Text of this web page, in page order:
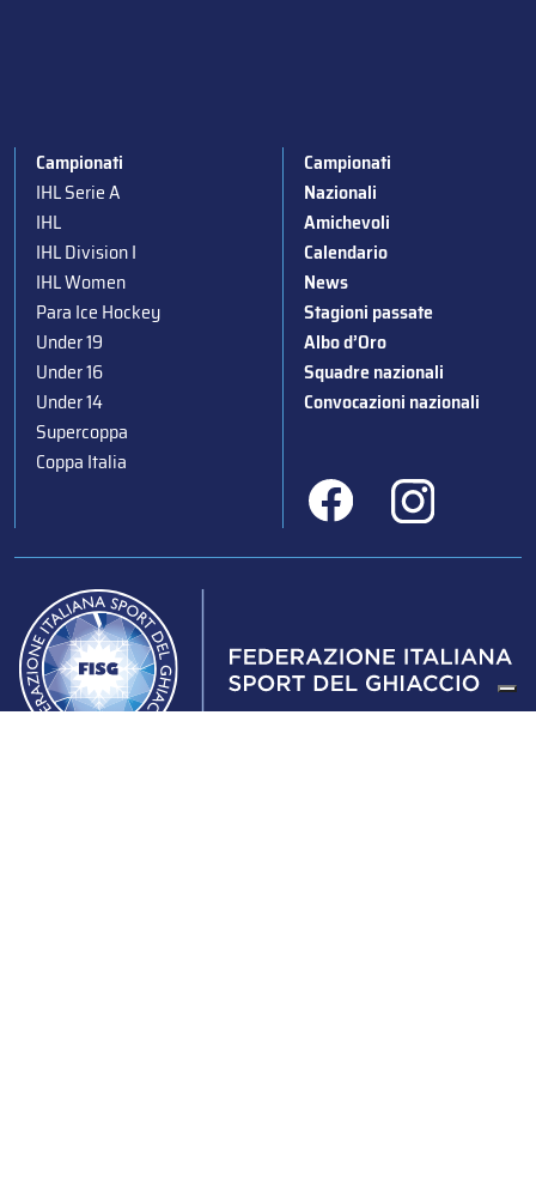
Campionati
IHL Serie A
IHL
IHL Division I
IHL Women
Para Ice Hockey
Under 19
Under 16
Under 14
Supercoppa
Coppa Italia
Campionati
Nazionali
Amichevoli
Calendario
News
Stagioni passate
Albo d’Oro
Squadre nazionali
Convocazioni nazionali